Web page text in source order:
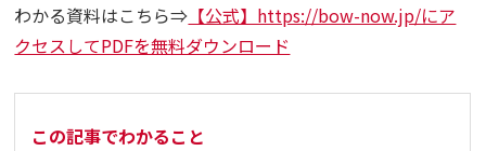
わかる資料はこちら⇒ 【公式】https://bow-now.jp/にア
クセスしてPDFを無料ダウンロード
この記事でわかること